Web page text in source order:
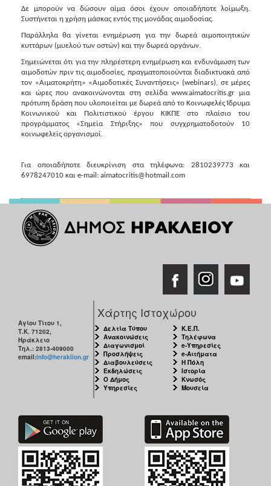
Δε μπορούν να δώσουν αίμα όσοι έχουν οποιαδήποτε λοίμωξη.
Συστήνεται η χρήση μάσκας εντός της μονάδας αιμοδοσίας.
Παράλληλα θα γίνεται ενημέρωση για την δωρεά αιμοποιητικών
κυττάρων (μυελού των οστών) και την δωρεά οργάνων.
Σημειώνεται ότι για την πληρέστερη ενημέρωση και ενδυνάμωση των
αιμοδοτών πριν τις αιμοδοσίες, πραγματοποιούνται διαδικτυακά από
τον «Αιματοκρήτη» «Αιμοδοτικές Συναντήσεις» (webinars), σε μέρες
και ώρες που ανακοινώνονται στη σελίδα www.aimatocritis.gr μια
πρότυπη δράση που υλοποιείται με δωρεά από το Κοινωφελές Ίδρυμα
Κοινωνικού και Πολιτιστικού έργου ΚΙΚΠΕ στο πλαίσιο του
προγράμματος «Σημεία Στήριξης» που συγχρηματοδοτούν 10
κοινωφελείς οργανισμοί.
Για οποιαδήποτε διευκρίνιση στα τηλέφωνα: 2810239773 και
6978247010 και e-mail: aimatocritis@hotmail.com
Αγίου Τίτου 1,
Τ.Κ. 71202,
Ηράκλειο
Τηλ.: 2813-409000
email:info@heraklion.gr
Χάρτης Ιστοχώρου
Δελτία Τύπου
Ανακοινώσεις
Διαγωνισμοί
Προσλήψεις
Διαβουλεύσεις
Εκδηλώσεις
Ο Δήμος
Υπηρεσίες
Κ.Ε.Π.
Τηλέφωνα
e-Υπηρεσίες
e-Αιτήματα
Η Πόλη
Ιστορία
Κνωσός
Μουσεία